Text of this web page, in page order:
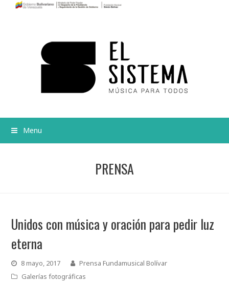
Menu
PRENSA
Unidos con música y oración para pedir luz
eterna
8 mayo, 2017
Prensa Fundamusical Bolívar
Galerías fotográficas